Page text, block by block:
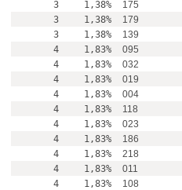
3
1,38%
175
3
1,38%
179
3
1,38%
139
4
1,83%
095
4
1,83%
032
4
1,83%
019
4
1,83%
004
4
1,83%
118
4
1,83%
023
4
1,83%
186
4
1,83%
218
4
1,83%
011
4
1,83%
108